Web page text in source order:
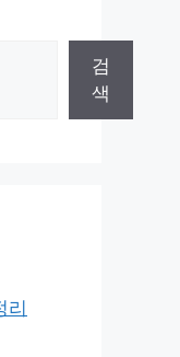
검
색
리